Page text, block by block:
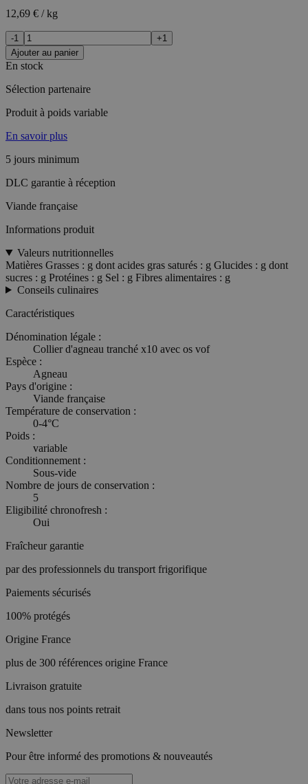
12,69 € / kg
-1
+1
Ajouter au panier
En stock
Sélection partenaire
Produit à poids variable
En savoir plus
5 jours minimum
DLC garantie à réception
Viande française
Informations produit
Valeurs nutritionnelles
Matières Grasses : g dont acides gras saturés : g Glucides : g dont
sucres : g Protéines : g Sel : g Fibres alimentaires : g
Conseils culinaires
Caractéristiques
Dénomination légale :
Collier d'agneau tranché x10 avec os vof
Espèce :
Agneau
Pays d'origine :
Viande française
Température de conservation :
0-4°C
Poids :
variable
Conditionnement :
Sous-vide
Nombre de jours de conservation :
5
Eligibilité chronofresh :
Oui
Fraîcheur garantie
par des professionnels du transport frigorifique
Paiements sécurisés
100% protégés
Origine France
plus de 300 références origine France
Livraison gratuite
dans tous nos points retrait
Newsletter
Pour être informé des promotions & nouveautés